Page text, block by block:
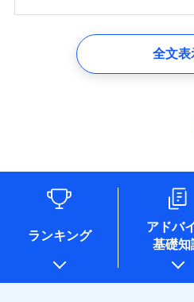
ユーザー登録受付および、管理の
しくは委託を受けている保険会
関する情報を提供し、金融商品
た維持管理等の委託業務遂行の
情報を取引のある他の保険会社
るために利用させていただくこ
各種セミナーの開催のため
コンサルティングサービスの実施
アンケートやキャンペーン等の実
上記に係る案内・手続き・管理
* 当社が委託を受けている保険
ームページに掲載しております
全文表
ランキング
アドバ
基礎知